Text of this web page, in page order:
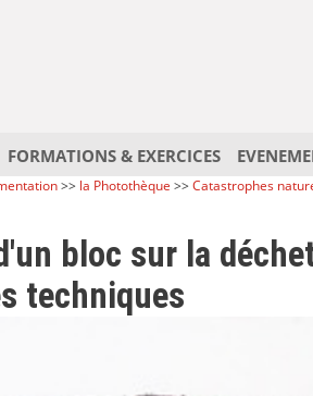
FORMATIONS & EXERCICES
>> la Photothèque >>Catastrophes
bloc sur la
techniques